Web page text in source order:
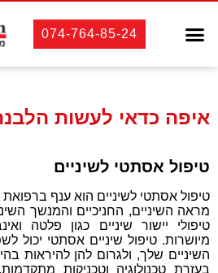
074-764-85-24
איפה כדאי לעשות
טיפול אסתטי לשיניים
טיפול אסתטי לשיניים הוא ענף
מראה השיניים, החניכיים והמנשך
טיפולי יישור שיניים כגון פלטה
מיושרות. טיפול שיניים אסתטי
השיניים שלך, ולגרום להן להיראות
בעזרת טכנולוגיה וטכניקות